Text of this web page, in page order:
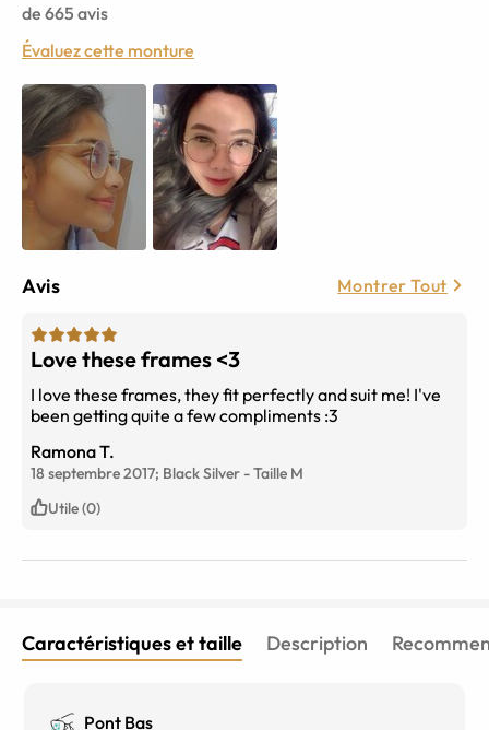
de 665 avis
Évaluez cette monture
Avis Montrer Tout
Love these frames <3
I love these frames, they fit perfectly and suit me! I've
been getting quite a few compliments :3
Ramona T.
18 septembre 2017; Black Silver -Taille M
Utile (0)
Caractéristiques et taille Description
Pont Bas